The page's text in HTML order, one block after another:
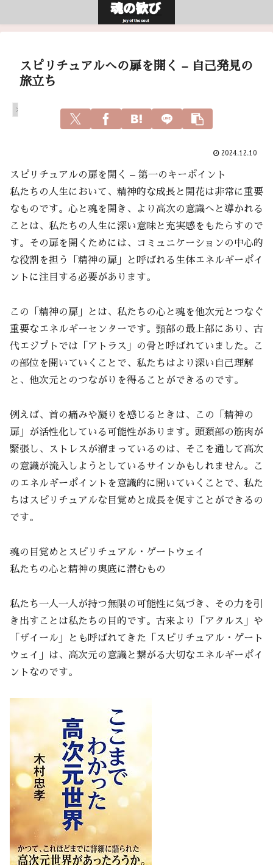
スピリチュアルへの扉を開く – 自己発見の
旅立ち
スピリチュアル
2024.12.10
スピリチュアルの扉を開く – 第一のキーポイント
私たちの人生において、精神的な成長と開花は非常に重要
なものです。心と魂を開き、より高次の意識へと導かれる
ことは、私たちの人生に深い意味と充実感をもたらすので
す。その扉を開くためには、コミュニケーションの中心的
な役割を担う「精神の扉」と呼ばれる生体エネルギーポイ
ントに注目する必要があります。
この「精神の扉」とは、私たちの心と魂を他次元とつなぐ
重要なエネルギーセンターです。頸部の最上部にあり、古
代エジプトでは「アトラス」の骨と呼ばれていました。こ
の部位を開いていくことで、私たちはより深い自己理解
と、他次元とのつながりを得ることができるのです。
例えば、首の痛みや凝りを感じるときは、この「精神の
扉」が活性化している可能性があります。頭頚部の筋肉が
緊張し、ストレスが溜まっているのは、そこを通して高次
の意識が流入しようとしているサインかもしれません。こ
のエネルギーポイントを意識的に開いていくことで、私た
ちはスピリチュアルな目覚めと成長を促すことができるの
です。
魂の目覚めとスピリチュアル・ゲートウェイ
私たちの心と精神の奥底に潜むもの
私たち一人一人が持つ無限の可能性に気づき、その力を引
き出すことは私たちの目的です。古来より「アタルス」や
「ザイール」とも呼ばれてきた「スピリチュアル・ゲート
ウェイ」は、高次元の意識と繋がる大切なエネルギーポイ
ントなのです。